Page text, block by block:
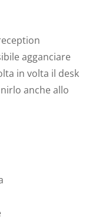
agganciare
in volta il desk
anche allo